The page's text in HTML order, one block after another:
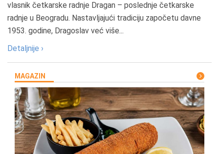
vlasnik četkarske radnje Dragan – poslednje četkarske
radnje u Beogradu. Nastavljajući tradiciju započetu davne
1953. godine, Dragoslav već više...
Detaljnije ›
MAGAZIN